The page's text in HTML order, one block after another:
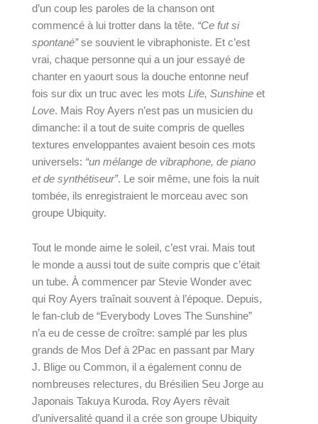
d’un coup les paroles de la chanson ont
commencé à lui trotter dans la tête. “Ce fut si
spontané” se souvient le vibraphoniste. Et c’est
vrai, chaque personne qui a un jour essayé de
chanter en yaourt sous la douche entonne neuf
fois sur dix un truc avec les mots Life, Sunshine
et
Love. Mais Roy Ayers n’est pas un musicien du
dimanche: il a tout de suite compris de quelles
textures enveloppantes avaient besoin ces mots
universels: “un mélange de vibraphone, de piano
et de synthétiseur”. Le soir même, une fois la nuit
tombée, ils enregistraient le morceau avec son
groupe Ubiquity.
Tout le monde aime le soleil, c’est vrai. Mais tout
le monde a aussi tout de suite compris que c’était
un tube. À commencer par Stevie Wonder avec
qui Roy Ayers traînait souvent à l’époque. Depuis,
le fan-club de “Everybody Loves The Sunshine”
n’a eu de cesse de croître: samplé par les plus
grands de Mos Def à 2Pac en passant par Mary
J. Blige ou Common, il a également connu de
nombreuses relectures, du Brésilien Seu Jorge au
Japonais Takuya Kuroda. Roy Ayers rêvait
d’universalité quand il a crée son groupe Ubiquity